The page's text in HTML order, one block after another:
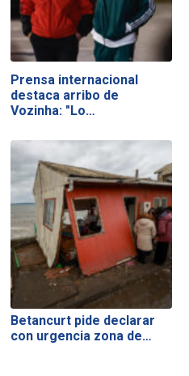
Prensa internacional
destaca arribo de
Vozinha: "Lo…
Betancurt pide declarar
con urgencia zona de…